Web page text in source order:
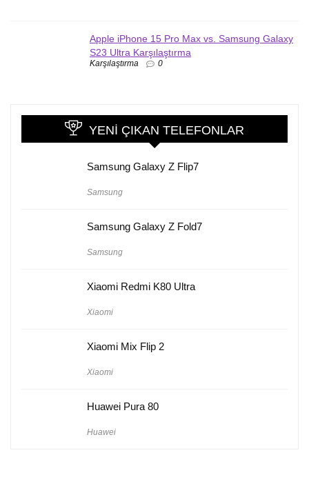
Apple iPhone 15 Pro Max vs. Samsung Galaxy
S23 Ultra Karşılaştırma
Karşılaştırma 0
YENI ÇIKAN TELEFONLAR
Samsung Galaxy Z Flip7
Samsung
Samsung Galaxy Z Fold7
Samsung
Xiaomi Redmi K80 Ultra
Xiaomi
Xiaomi Mix Flip 2
Xiaomi
Huawei Pura 80
Huawei